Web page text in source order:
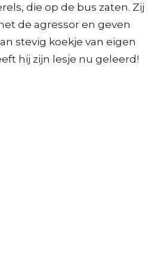
die op de bus zaten. Zij
de agressor en geven
stevig koekje van eigen
hij zijn lesje nu geleerd!